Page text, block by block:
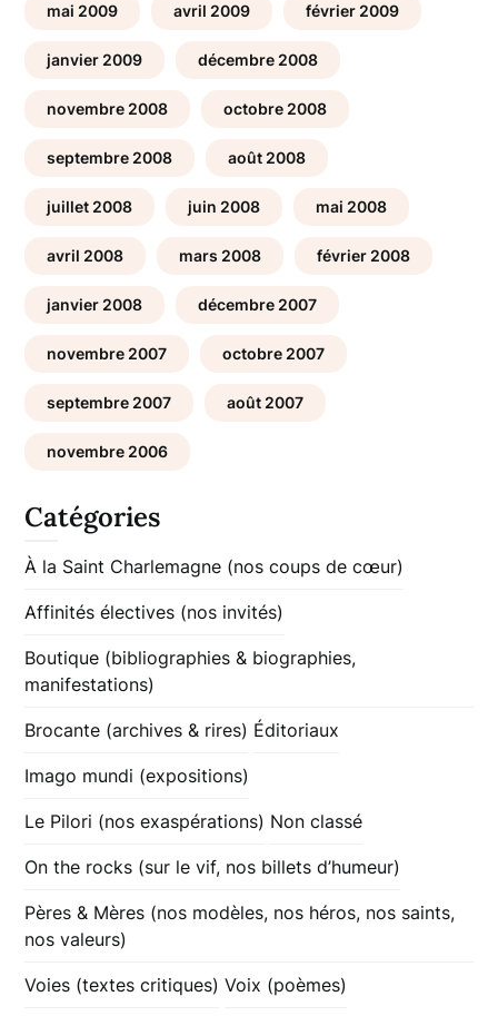
mai 2009 avril 2009 février 2009
janvier 2009 décembre 2008
novembre 2008 octobre 2008
septembre 2008 août 2008
juillet 2008 juin 2008 mai 2008
avril 2008 mars 2008 février 2008
janvier 2008 décembre 2007
novembre 2007 octobre 2007
septembre 2007 août 2007
novembre 2006
Catégories
À la Saint Charlemagne (nos coups de cœur)
Affinités électives (nos invités)
Boutique (bibliographies & biographies,
manifestations)
Brocante (archives & rires) Éditoriaux
Imago mundi (expositions)
Le Pilori (nos exaspérations) Non classé
On the rocks (sur le vif, nos billets d’humeur)
Pères & Mères (nos modèles, nos héros, nos saints,
nos valeurs)
Voies (textes critiques) Voix (poèmes)